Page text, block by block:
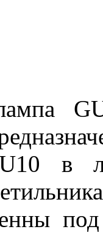
лампа
в